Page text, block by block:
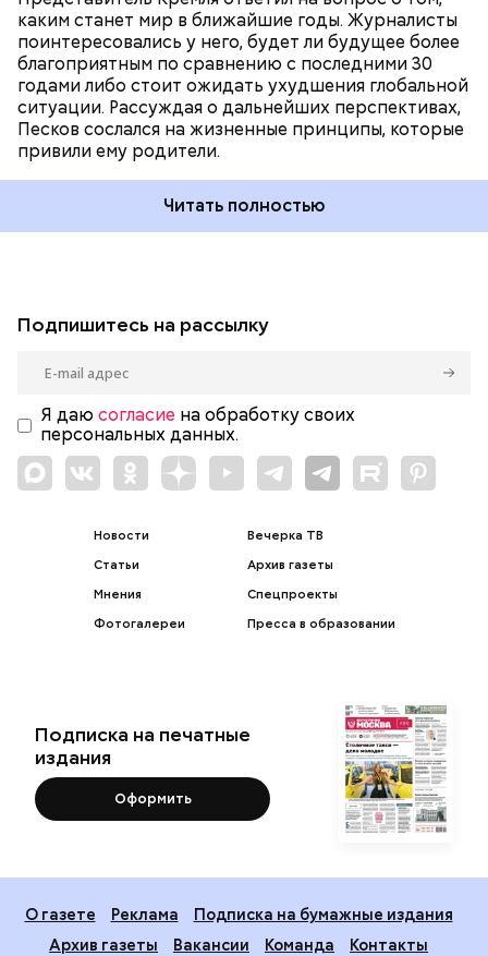
каким станет мир в ближайшие годы. Журналисты
поинтересовались у него, будет ли будущее более
благоприятным по сравнению с последними 30
годами либо стоит ожидать ухудшения глобальной
ситуации. Рассуждая о дальнейших перспективах,
Песков сослался на жизненные принципы, которые
привили ему родители.
Читать полностью
Подпишитесь на рассылку
Я даю согласие на обработку своих
персональных данных.
Новости
Статьи
Мнения
Фотогалереи
Вечерка ТВ
Архив газеты
Спецпроекты
Пресса в образовании
Подписка на печатные
издания
Оформить
О газете Реклама
Подписка на бумажные издания
Архив газеты
Вакансии Команда
Контакты